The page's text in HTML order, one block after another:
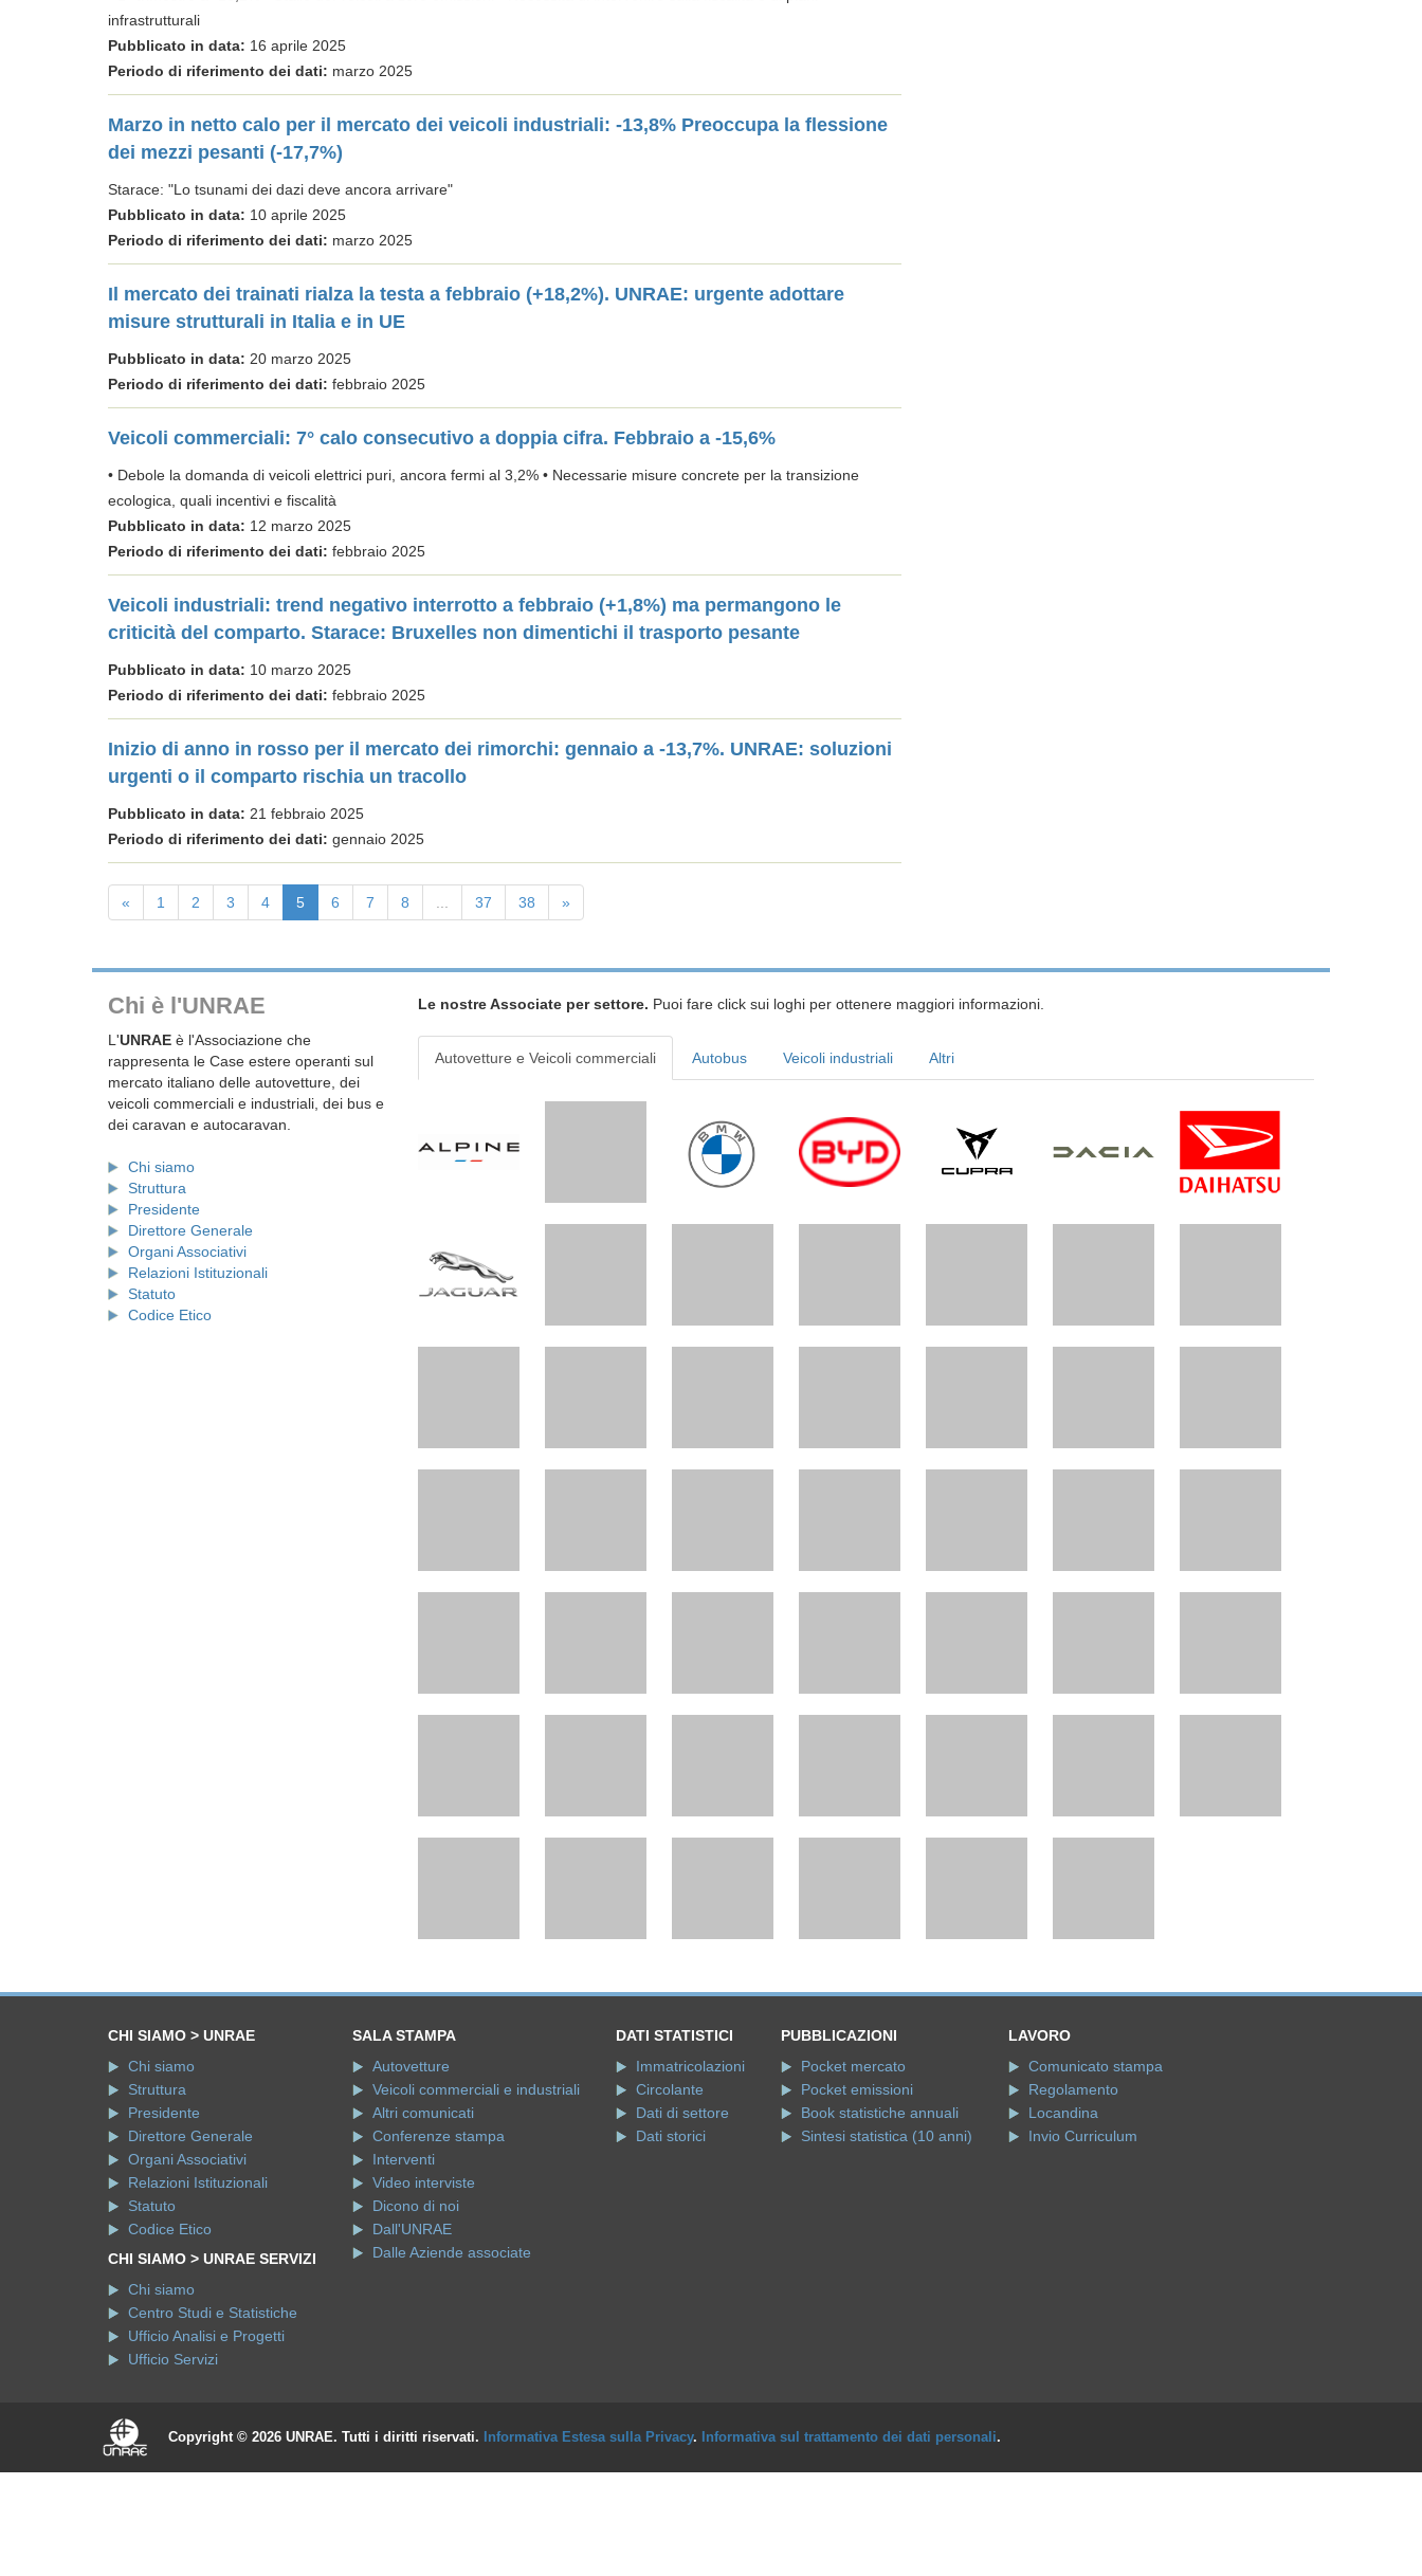
infrastrutturali
Pubblicato in data: 16 aprile 2025
Periodo di riferimento dei dati: marzo 2025
Marzo in netto calo per il mercato dei veicoli industriali: -13,8% Preoccupa la flessione
dei mezzi pesanti (-17,7%)
Starace: "Lo tsunami dei dazi deve ancora arrivare"
Pubblicato in data: 10 aprile 2025
Periodo di riferimento dei dati: marzo 2025
Il mercato dei trainati rialza la testa a febbraio (+18,2%). UNRAE: urgente adottare
misure strutturali in Italia e in UE
Pubblicato in data: 20 marzo 2025
Periodo di riferimento dei dati: febbraio 2025
Veicoli commerciali: 7° calo consecutivo a doppia cifra. Febbraio a -15,6%
• Debole la domanda di veicoli elettrici puri, ancora fermi al 3,2% • Necessarie misure concrete per la transizione
ecologica, quali incentivi e fiscalità
Pubblicato in data: 12 marzo 2025
Periodo di riferimento dei dati: febbraio 2025
Veicoli industriali: trend negativo interrotto a febbraio (+1,8%) ma permangono le
criticità del comparto. Starace: Bruxelles non dimentichi il trasporto pesante
Pubblicato in data: 10 marzo 2025
Periodo di riferimento dei dati: febbraio 2025
Inizio di anno in rosso per il mercato dei rimorchi: gennaio a -13,7%. UNRAE: soluzioni
urgenti o il comparto rischia un tracollo
Pubblicato in data: 21 febbraio 2025
Periodo di riferimento dei dati: gennaio 2025
« 1 2 3 4 5 6 7 8 37 38 »
Chi è l'UNRAE
L'UNRAE è l'Associazione che
rappresenta le Case estere operanti sul
mercato italiano delle autovetture, dei
veicoli commerciali e industriali, dei bus e
dei caravan e autocaravan.
Chi siamo
Struttura
Presidente
Direttore Generale
Organi Associativi
Relazioni Istituzionali
Statuto
Codice Etico
Le nostre Associate per settore. Puoi fare click sui loghi per ottenere maggiori informazioni.
Autovetture e Veicoli commerciali Autobus Veicoli industriali Altri
CHI SIAMO > UNRAE
Chi siamo
Struttura
Presidente
Direttore Generale
Organi Associativi
Relazioni Istituzionali
Statuto
Codice Etico
CHI SIAMO > UNRAE SERVIZI
Chi siamo
Centro Studi e Statistiche
Ufficio Analisi e Progetti
Ufficio Servizi
SALA STAMPA
Autovetture
Veicoli commerciali e industriali
Altri comunicati
Conferenze stampa
Interventi
Video interviste
Dicono di noi
Dall'UNRAE
Dalle Aziende associate
DATI STATISTICI
Immatricolazioni
Circolante
Dati di settore
Dati storici
PUBBLICAZIONI
Pocket mercato
Pocket emissioni
Book statistiche annuali
Sintesi statistica (10 anni)
LAVORO
Comunicato stampa
Regolamento
Locandina
Invio Curriculum
Copyright © 2026 UNRAE. Tutti i diritti riservati. Informativa Estesa sulla Privacy. Informativa sul trattamento dei dati personali.